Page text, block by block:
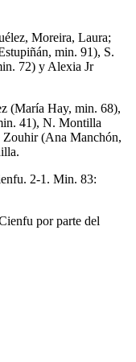
Moreira, Laura;
min. 91), S.
72) y Alexia Jr
(María Hay, min. 68),
41), N. Montilla
Zouhir (Ana Manchón,
2-1. Min. 83:
por parte del